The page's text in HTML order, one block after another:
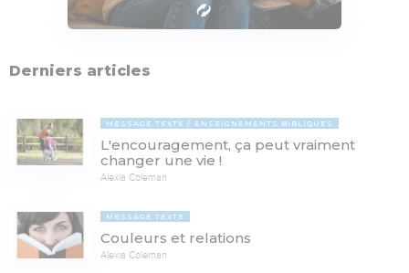
Derniers articles
MESSAGE TEXTE ENSEIGNEMENTS BIBLIQUES
L'encouragement, ça peut vraiment
changer une vie !
Alexia Coleman
MESSAGE TEXTE
Couleurs et relations
Alexia Coleman